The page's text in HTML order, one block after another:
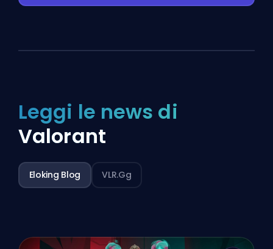
Leggi le news di
Valorant
Eloking Blog VLR.gg